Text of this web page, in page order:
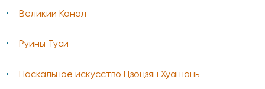
Великий Канал
Руины Туси
Наскальное искусство Цзоцзян Хуашань